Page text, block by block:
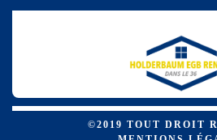
©2019 TOUT DROIT